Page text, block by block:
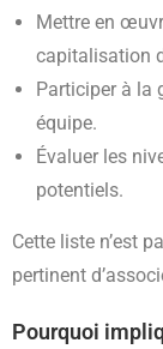
Mettre en
capitalisation
Participer à la
équipe.
Évaluer les
potentiels.
Cette liste n’est
pertinent
Pourquoi